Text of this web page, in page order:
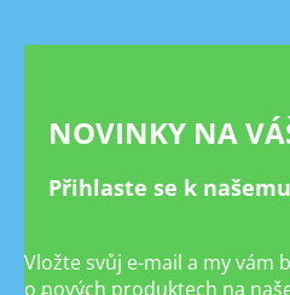
NOVINKY NA
Přihlaste se k
Vložte svůj e-mail a my vám
o nových produktech na